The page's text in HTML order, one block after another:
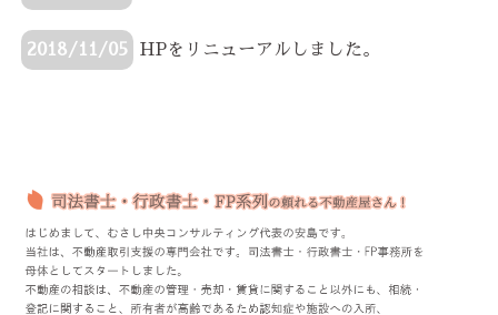
2018/11/05 HPをリニューアルしました。